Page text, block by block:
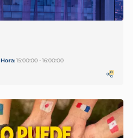
Hora:15:00:00 - 16:00:00